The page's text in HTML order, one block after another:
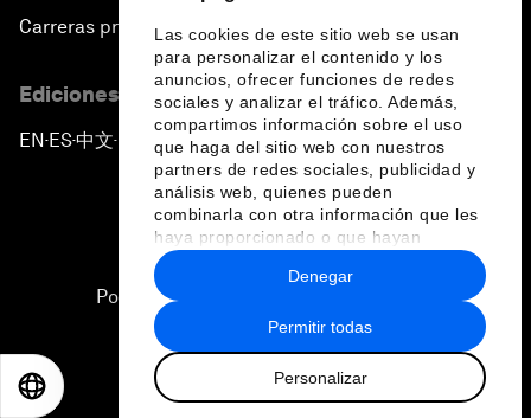
Las cookies de este sitio web se usan
para personalizar el contenido y los
anuncios, ofrecer funciones de redes
sociales y analizar el tráfico. Además,
compartimos información sobre el uso
que haga del sitio web con nuestros
partners de redes sociales, publicidad y
análisis web, quienes pueden
combinarla con otra información que les
haya proporcionado o que hayan
recopilado a partir del uso que haya
hecho de sus servicios.
Permitir todas
Personalizar
Denegar
Carreras profesionales
Ediciones en otros idiomas
EN ▪ES▪中文▪ 日本語
Política de privacidad y normas de uso
Sitemap
2026 Foro Económico Mundial